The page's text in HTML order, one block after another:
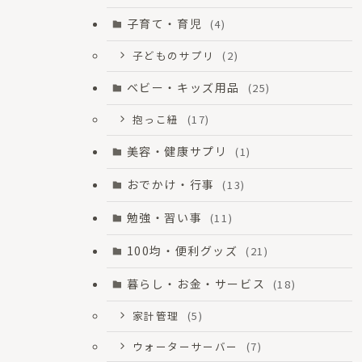
子育て・育児 (4)
子どものサプリ (2)
ベビー・キッズ用品 (25)
抱っこ紐 (17)
美容・健康サプリ (1)
おでかけ・行事 (13)
勉強・習い事 (11)
100均・便利グッズ (21)
暮らし・お金・サービス (18)
家計管理
(5)
ウォーターサーバー
(7)